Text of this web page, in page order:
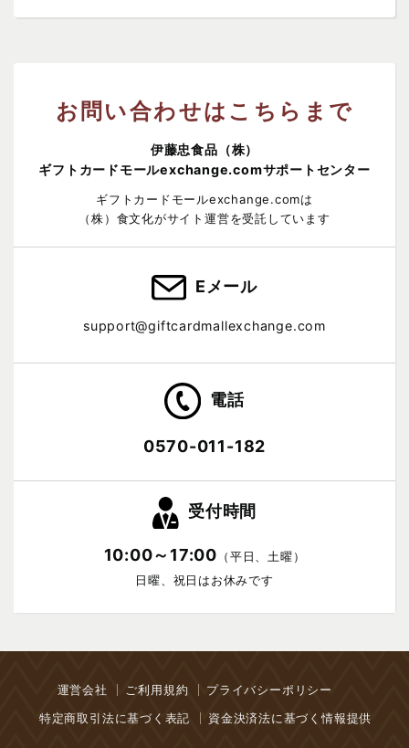
お問い合わせはこちらまで
伊藤忠食品（株）
ギフトカードモールexchange.comサポートセンター
ギフトカードモールexchange.comは
（株）食文化がサイト運営を受託しています
Eメール
support@giftcardmallexchange.com
電話
0570-011-182
受付時間
10:00～17:00 （平日、土曜）
日曜、祝日はお休みです
運営会社 ご利用規約
プライバシーポリシー
特定商取引法に基づく表記
資金決済法に基づく情報提供